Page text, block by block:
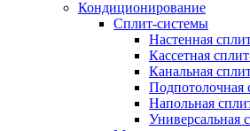
Кондиционирование
Сплит-системы
Настенная
Кассетная
Канальная
Подпотолочная
Напольная
Универсальная